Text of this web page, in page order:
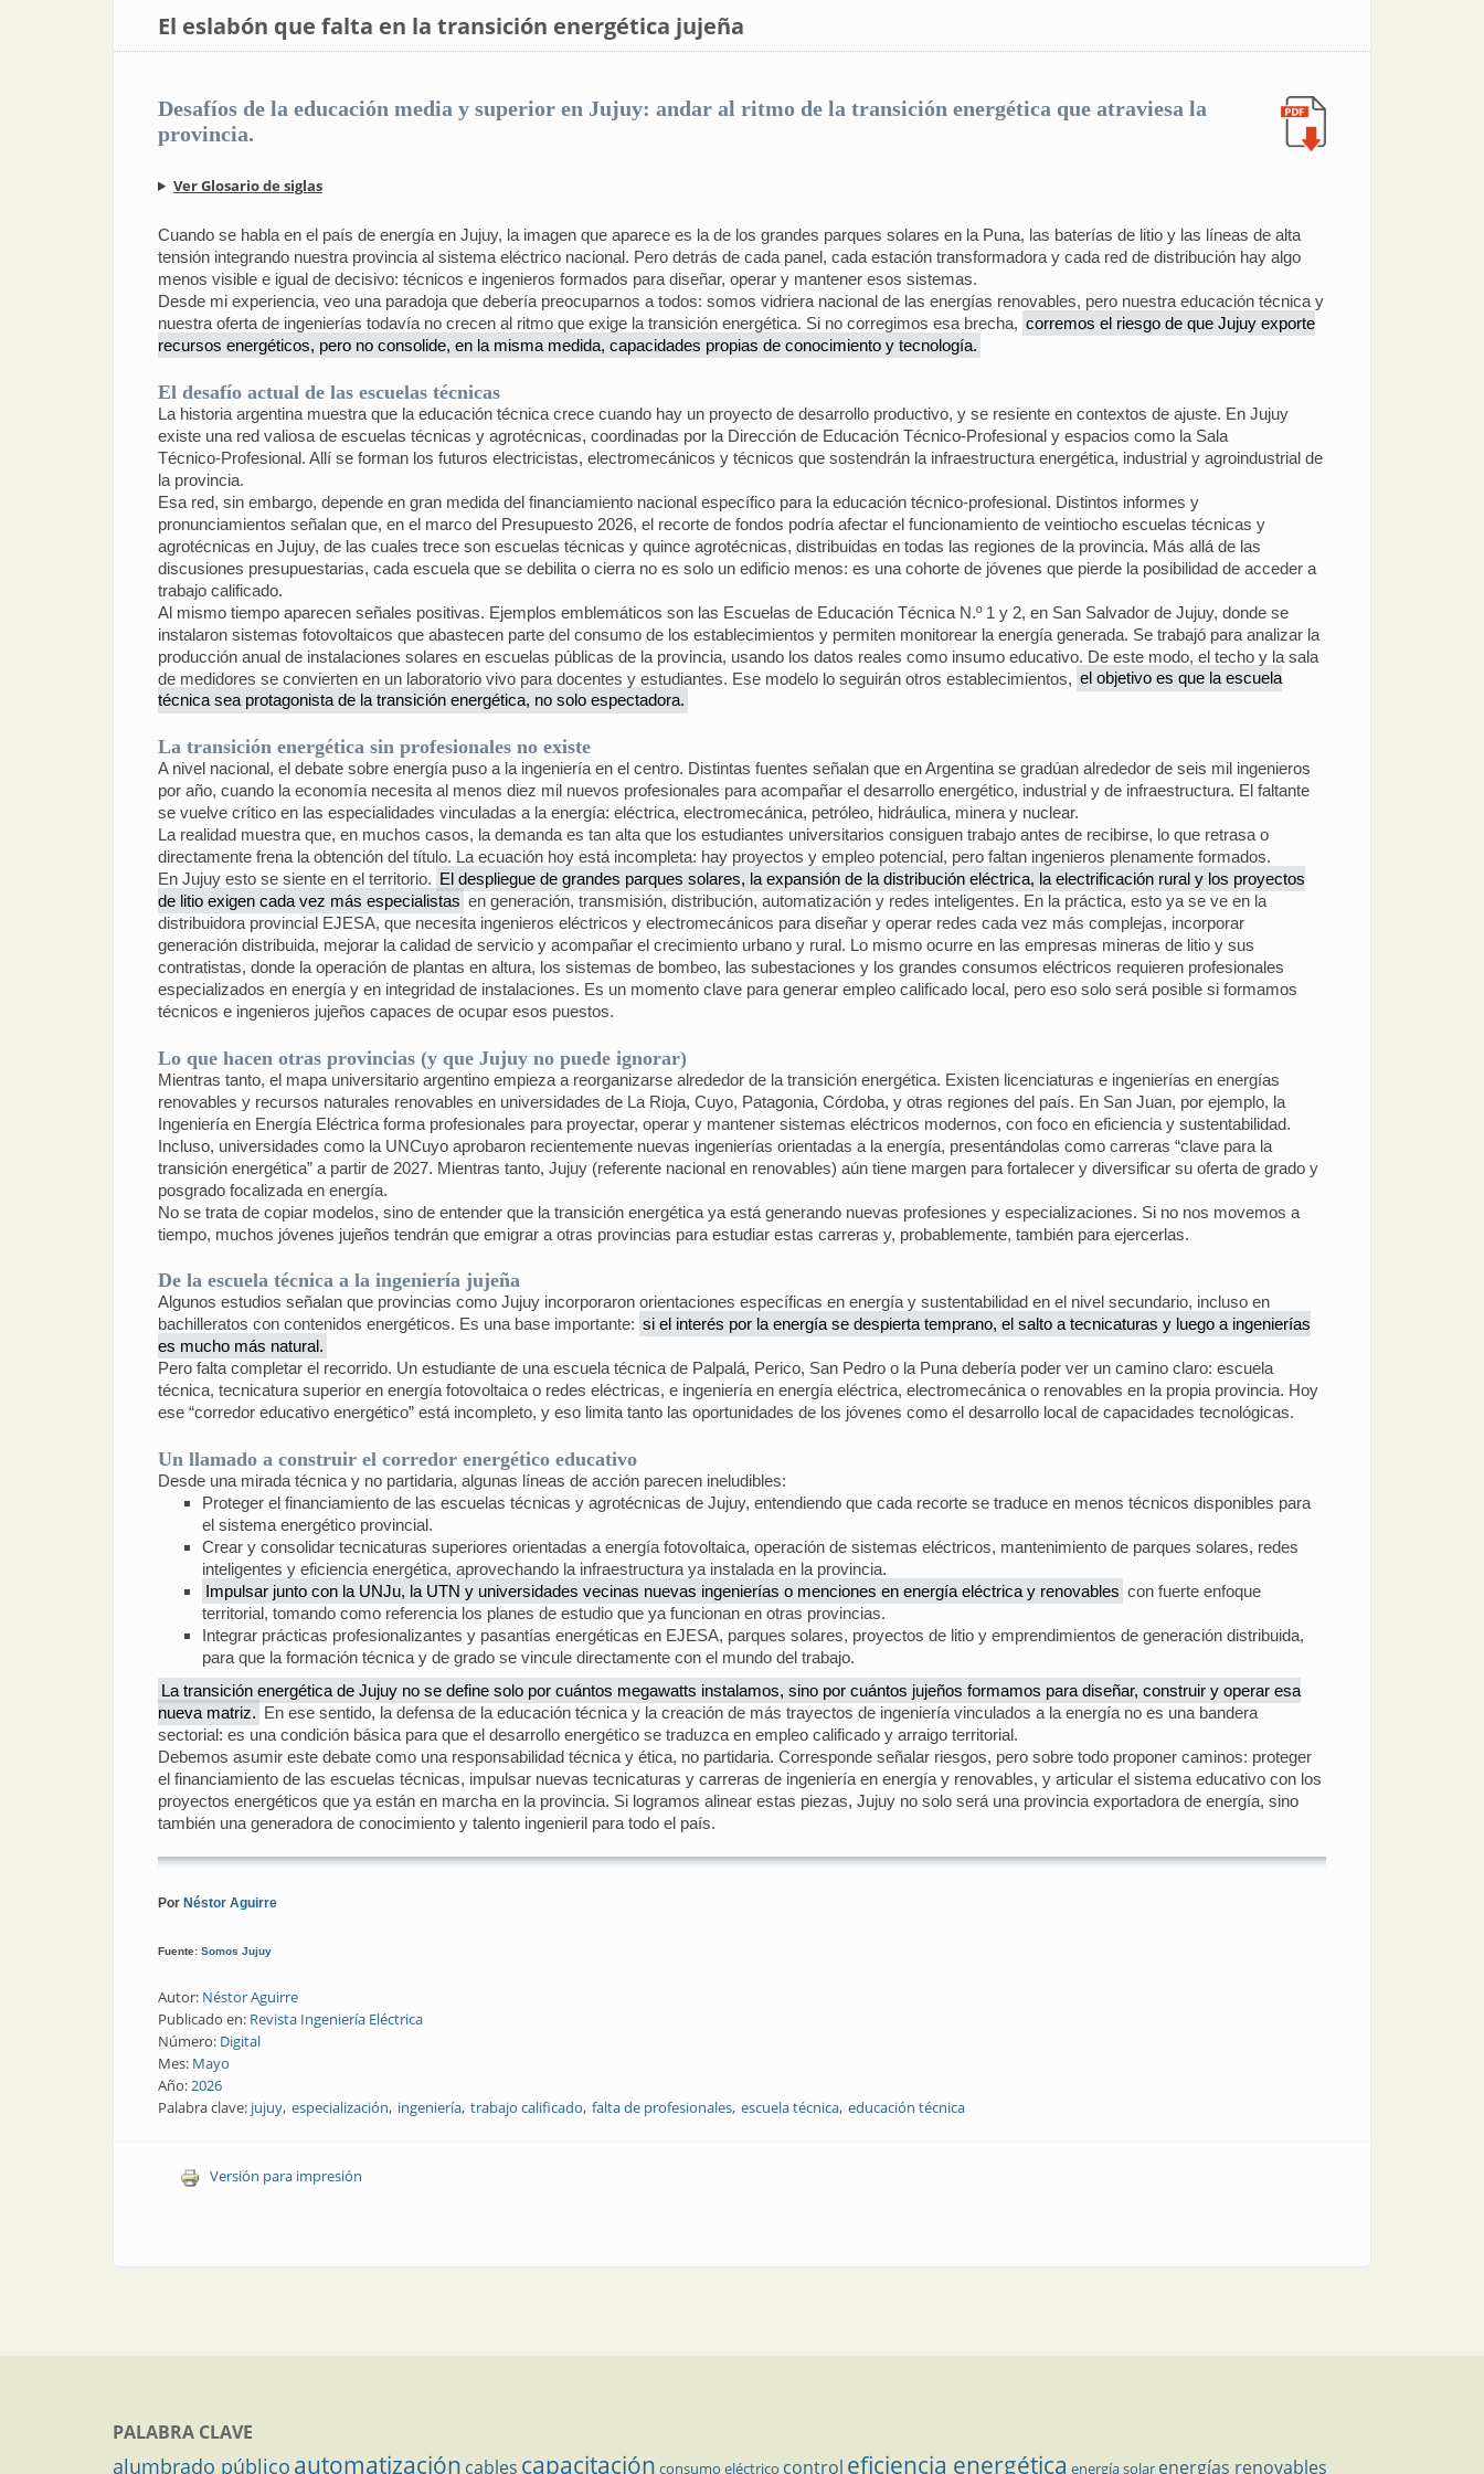
El eslabón que falta en la transición energética jujeña
Desafíos de la educación media y superior en Jujuy: andar al ritmo de la transición energética que atraviesa la
provincia.
Ver Glosario de siglas
Cuando se habla en el país de energía en Jujuy, la imagen que aparece es la de los grandes parques solares en la Puna, las baterías de litio y las líneas de alta
tensión integrando nuestra provincia al sistema eléctrico nacional. Pero detrás de cada panel, cada estación transformadora y cada red de distribución hay algo
menos visible e igual de decisivo: técnicos e ingenieros formados para diseñar, operar y mantener esos sistemas.
Desde mi experiencia, veo una paradoja que debería preocuparnos a todos: somos vidriera nacional de las energías renovables, pero nuestra educación técnica y
nuestra oferta de ingenierías todavía no crecen al ritmo que exige la transición energética. Si no corregimos esa brecha, corremos el riesgo de que Jujuy exporte
recursos energéticos, pero no consolide, en la misma medida, capacidades propias de conocimiento y tecnología.
El desafío actual de las escuelas técnicas
La historia argentina muestra que la educación técnica crece cuando hay un proyecto de desarrollo productivo, y se resiente en contextos de ajuste. En Jujuy
existe una red valiosa de escuelas técnicas y agrotécnicas, coordinadas por la Dirección de Educación Técnico-Profesional y espacios como la Sala
Técnico‑Profesional. Allí se forman los futuros electricistas, electromecánicos y técnicos que sostendrán la infraestructura energética, industrial y agroindustrial de
la provincia.
Esa red, sin embargo, depende en gran medida del financiamiento nacional específico para la educación técnico‑profesional. Distintos informes y
pronunciamientos señalan que, en el marco del Presupuesto 2026, el recorte de fondos podría afectar el funcionamiento de veintiocho escuelas técnicas y
agrotécnicas en Jujuy, de las cuales trece son escuelas técnicas y quince agrotécnicas, distribuidas en todas las regiones de la provincia. Más allá de las
discusiones presupuestarias, cada escuela que se debilita o cierra no es solo un edificio menos: es una cohorte de jóvenes que pierde la posibilidad de acceder a
trabajo calificado.
Al mismo tiempo aparecen señales positivas. Ejemplos emblemáticos son las Escuelas de Educación Técnica N.º 1 y 2, en San Salvador de Jujuy, donde se
instalaron sistemas fotovoltaicos que abastecen parte del consumo de los establecimientos y permiten monitorear la energía generada. Se trabajó para analizar la
producción anual de instalaciones solares en escuelas públicas de la provincia, usando los datos reales como insumo educativo. De este modo, el techo y la sala
de medidores se convierten en un laboratorio vivo para docentes y estudiantes. Ese modelo lo seguirán otros establecimientos, el objetivo es que la escuela
técnica sea protagonista de la transición energética, no solo espectadora.
La transición energética sin profesionales no existe
A nivel nacional, el debate sobre energía puso a la ingeniería en el centro. Distintas fuentes señalan que en Argentina se gradúan alrededor de seis mil ingenieros
por año, cuando la economía necesita al menos diez mil nuevos profesionales para acompañar el desarrollo energético, industrial y de infraestructura. El faltante
se vuelve crítico en las especialidades vinculadas a la energía: eléctrica, electromecánica, petróleo, hidráulica, minera y nuclear.
La realidad muestra que, en muchos casos, la demanda es tan alta que los estudiantes universitarios consiguen trabajo antes de recibirse, lo que retrasa o
directamente frena la obtención del título. La ecuación hoy está incompleta: hay proyectos y empleo potencial, pero faltan ingenieros plenamente formados.
En Jujuy esto se siente en el territorio. El despliegue de grandes parques solares, la expansión de la distribución eléctrica, la electrificación rural y los proyectos
de litio exigen cada vez más especialistas en generación, transmisión, distribución, automatización y redes inteligentes. En la práctica, esto ya se ve en la
distribuidora provincial EJESA, que necesita ingenieros eléctricos y electromecánicos para diseñar y operar redes cada vez más complejas, incorporar
generación distribuida, mejorar la calidad de servicio y acompañar el crecimiento urbano y rural. Lo mismo ocurre en las empresas mineras de litio y sus
contratistas, donde la operación de plantas en altura, los sistemas de bombeo, las subestaciones y los grandes consumos eléctricos requieren profesionales
especializados en energía y en integridad de instalaciones. Es un momento clave para generar empleo calificado local, pero eso solo será posible si formamos
técnicos e ingenieros jujeños capaces de ocupar esos puestos.
Lo que hacen otras provincias (y que Jujuy no puede ignorar)
Mientras tanto, el mapa universitario argentino empieza a reorganizarse alrededor de la transición energética. Existen licenciaturas e ingenierías en energías
renovables y recursos naturales renovables en universidades de La Rioja, Cuyo, Patagonia, Córdoba, y otras regiones del país. En San Juan, por ejemplo, la
Ingeniería en Energía Eléctrica forma profesionales para proyectar, operar y mantener sistemas eléctricos modernos, con foco en eficiencia y sustentabilidad.
Incluso, universidades como la UNCuyo aprobaron recientemente nuevas ingenierías orientadas a la energía, presentándolas como carreras “clave para la
transición energética” a partir de 2027. Mientras tanto, Jujuy (referente nacional en renovables) aún tiene margen para fortalecer y diversificar su oferta de grado y
posgrado focalizada en energía.
No se trata de copiar modelos, sino de entender que la transición energética ya está generando nuevas profesiones y especializaciones. Si no nos movemos a
tiempo, muchos jóvenes jujeños tendrán que emigrar a otras provincias para estudiar estas carreras y, probablemente, también para ejercerlas.
De la escuela técnica a la ingeniería jujeña
Algunos estudios señalan que provincias como Jujuy incorporaron orientaciones específicas en energía y sustentabilidad en el nivel secundario, incluso en
bachilleratos con contenidos energéticos. Es una base importante: si el interés por la energía se despierta temprano, el salto a tecnicaturas y luego a ingenierías
es mucho más natural.
Pero falta completar el recorrido. Un estudiante de una escuela técnica de Palpalá, Perico, San Pedro o la Puna debería poder ver un camino claro: escuela
técnica, tecnicatura superior en energía fotovoltaica o redes eléctricas, e ingeniería en energía eléctrica, electromecánica o renovables en la propia provincia. Hoy
ese “corredor educativo energético” está incompleto, y eso limita tanto las oportunidades de los jóvenes como el desarrollo local de capacidades tecnológicas.
Un llamado a construir el corredor energético educativo
Desde una mirada técnica y no partidaria, algunas líneas de acción parecen ineludibles:
Proteger el financiamiento de las escuelas técnicas y agrotécnicas de Jujuy, entendiendo que cada recorte se traduce en menos técnicos disponibles para
el sistema energético provincial.
Crear y consolidar tecnicaturas superiores orientadas a energía fotovoltaica, operación de sistemas eléctricos, mantenimiento de parques solares, redes
inteligentes y eficiencia energética, aprovechando la infraestructura ya instalada en la provincia.
Impulsar junto con la UNJu, la UTN y universidades vecinas nuevas ingenierías o menciones en energía eléctrica y renovables con fuerte enfoque
territorial, tomando como referencia los planes de estudio que ya funcionan en otras provincias.
Integrar prácticas profesionalizantes y pasantías energéticas en EJESA, parques solares, proyectos de litio y emprendimientos de generación distribuida,
para que la formación técnica y de grado se vincule directamente con el mundo del trabajo.
La transición energética de Jujuy no se define solo por cuántos megawatts instalamos, sino por cuántos jujeños formamos para diseñar, construir y operar esa
nueva matriz. En ese sentido, la defensa de la educación técnica y la creación de más trayectos de ingeniería vinculados a la energía no es una bandera
sectorial: es una condición básica para que el desarrollo energético se traduzca en empleo calificado y arraigo territorial.
Debemos asumir este debate como una responsabilidad técnica y ética, no partidaria. Corresponde señalar riesgos, pero sobre todo proponer caminos: proteger
el financiamiento de las escuelas técnicas, impulsar nuevas tecnicaturas y carreras de ingeniería en energía y renovables, y articular el sistema educativo con los
proyectos energéticos que ya están en marcha en la provincia. Si logramos alinear estas piezas, Jujuy no solo será una provincia exportadora de energía, sino
también una generadora de conocimiento y talento ingenieril para todo el país.
Por Néstor Aguirre
Fuente: Somos Jujuy
Autor: Néstor Aguirre
Publicado en: Revista Ingeniería Eléctrica
Número: Digital
Mes: Mayo
Año:2026
Palabra clave: jujuy especialización ingeniería trabajo calificado falta de profesionales escuela técnica educación técnica
Versión para impresión
PALABRA CLAVE
alumbrado público automatización cables capacitación consumo eléctrico control eficiencia energética energía solar energías renovables